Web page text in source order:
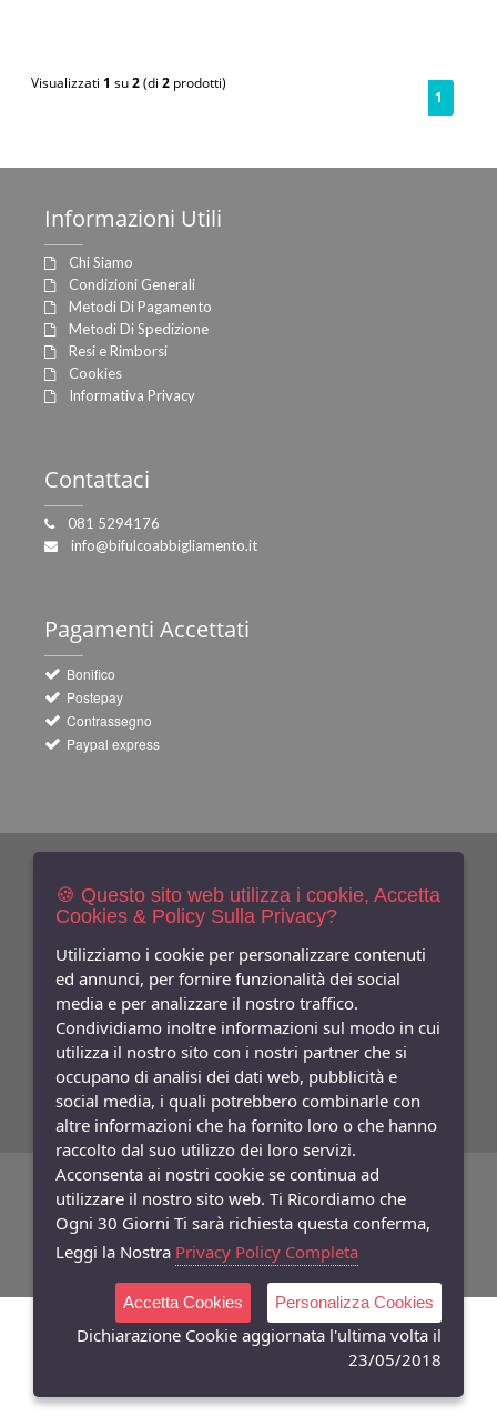
Visualizzati 1 su2(di2 prodotti)
1
Informazioni Utili
Chi Siamo
Condizioni Generali
Metodi Di Pagamento
Metodi Di Spedizione
Resi e Rimborsi
Cookies
Informativa Privacy
Contattaci
081 5294176
info@bifulcoabbigliamento.it
Pagamenti Accettati
Bonifico
Postepay
Contrassegno
Paypal express
NewslettersIscriviti Gratis
Indica qui la tua email per ricevere sconti e newsletter.
Consenso
Privacy
Facebook
SeguiciSu
©Copyright 2026 Bifulco Abbigliamento- P.Iva: 07252141218
Powered:synchrosystem labs- Design:adesigner
🍪 Questo sito web utilizza i cookie, Accetta
Cookies & Policy Sulla Privacy?
Utilizziamo i cookie per personalizzare contenuti
ed annunci, per fornire funzionalità dei social
media e per analizzare il nostro traffico.
Condividiamo inoltre informazioni sul modo in cui
utilizza il nostro sito con i nostri partner che si
occupano di analisi dei dati web, pubblicità e
social media, i quali potrebbero combinarle con
altre informazioni che ha fornito loro o che hanno
raccolto dal suo utilizzo dei loro servizi.
Acconsenta ai nostri cookie se continua ad
utilizzare il nostro sito web. Ti Ricordiamo che
Ogni 30 Giorni Ti sarà richiesta questa conferma,
Leggi la Nostra Privacy Policy Completa
Accetta Cookies Personalizza Cookies
Dichiarazione Cookie aggiornata l'ultima volta il
23/05/2018